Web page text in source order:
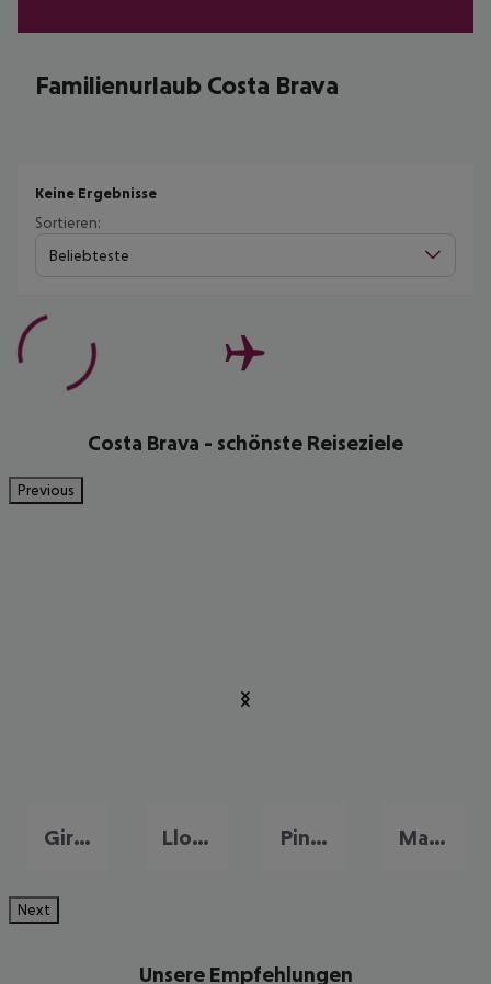
Familienurlaub Costa Brava
Keine Ergebnisse
Sortieren:
Beliebteste
Costa Brava - schönste Reiseziele
Previous
Girona Lloret de Mar Pineda de Mar Malgrat de Mar
Next
Unsere Empfehlungen